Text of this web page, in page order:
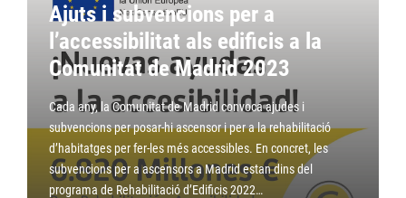
Ajuts i subvencions per a
l’accessibilitat als edificis a la
Comunitat de Madrid 2023
Cada any, la Comunitat de Madrid convoca ajudes i
subvencions per posar-hi ascensor i per a la rehabilitació
d’habitatges per fer-les més accessibles. En concret, les
subvencions per a ascensors a Madrid estan dins del
programa de Rehabilitació d’Edificis 2022…